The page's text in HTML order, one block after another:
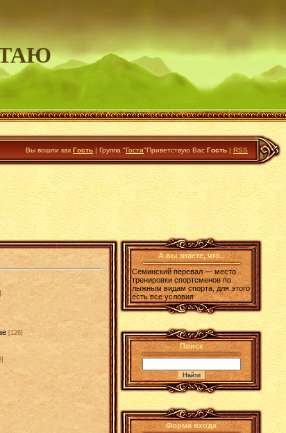
Вы вошли как Гость | Группа "Гости"Приветствую Вас Гость | RSS
[126]
А вы знаете, что..
Семинский перевал — место
тренировки спортсменов по
лыжным видам спорта, для этого
есть все условия
Поиск
Форма входа